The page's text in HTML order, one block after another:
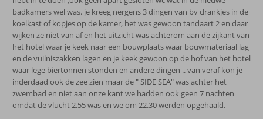
badkamers wel was. je kreeg nergens 3 dingen van bv drankjes in de
koelkast of kopjes op de kamer, het was gewoon tandaart 2 en daar
wijken ze niet van af en het uitzicht was achterom aan de zijkant van
het hotel waar je keek naar een bouwplaats waar bouwmateriaal lag
en de vuilniszakken lagen en je keek gewoon op de hof van het hotel
waar lege biertonnen stonden en andere dingen .. van veraf kon je
inderdaad ook de zee zien maar de " SIDE SEA" was achter het
zwembad en niet aan onze kant we hadden ook geen 7 nachten
omdat de vlucht 2.55 was en we om 22.30 werden opgehaald.